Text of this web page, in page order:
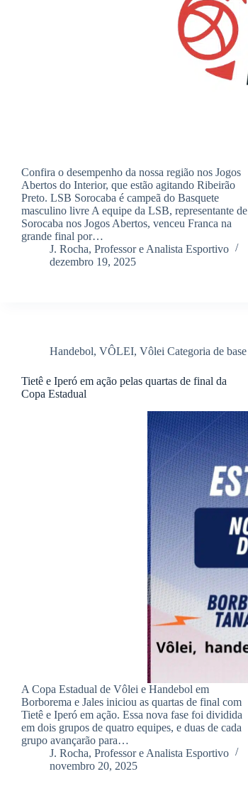
Confira o desempenho da nossa região nos Jogos
Abertos do Interior, que estão agitando Ribeirão
Preto. LSB Sorocaba é campeã do Basquete
masculino livre A equipe da LSB, representante de
Sorocaba nos Jogos Abertos, venceu Franca na
grande final por…
J. Rocha, Professor e Analista Esportivo
dezembro 19, 2025
Handebol, VÔLEI, Vôlei Categoria de base
Tietê e Iperó em ação pelas quartas de final da
Copa Estadual
A Copa Estadual de Vôlei e Handebol em
Borborema e Jales iniciou as quartas de final com
Tietê e Iperó em ação. Essa nova fase foi dividida
em dois grupos de quatro equipes, e duas de cada
grupo avançarão para…
J. Rocha, Professor e Analista Esportivo
novembro 20, 2025